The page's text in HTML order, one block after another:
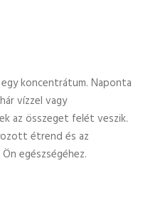
koncentrátum. Naponta
vízzel vagy
az összeget felét veszik.
étrend és az
egészségéhez.